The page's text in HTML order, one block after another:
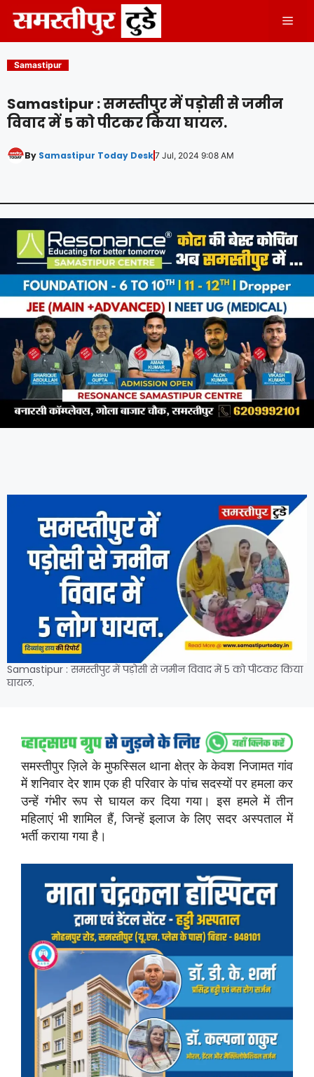
content
Samastipur
Samastipur : समस्तीपुर में पड़ोसी से जमीन
विवाद में 5 को पीटकर किया घायल.
By Samastipur Today Desk7 Jul, 2024 9:08 AM
Samastipur : समस्तीपुर में पड़ोसी से जमीन विवाद में 5 को पीटकर किया
घायल.
समस्तीपुर ज़िले के मुफस्सिल थाना क्षेत्र के केवश निजामत गांव
में शनिवार देर शाम एक ही परिवार के पांच सदस्यों पर हमला कर
उन्हें गंभीर रूप से घायल कर दिया गया। इस हमले में तीन
महिलाएं भी शामिल हैं, जिन्हें इलाज के लिए सदर अस्पताल में
भर्ती कराया गया है।